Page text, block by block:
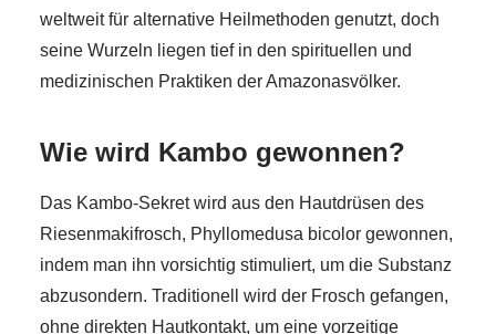
weltweit für alternative Heilmethoden genutzt, doch
seine Wurzeln liegen tief in den spirituellen und
medizinischen Praktiken der Amazonasvölker.
Wie wird Kambo gewonnen?
Das Kambo-Sekret wird aus den Hautdrüsen des
Riesenmakifrosch, Phyllomedusa bicolor gewonnen,
indem man ihn vorsichtig stimuliert, um die Substanz
abzusondern. Traditionell wird der Frosch gefangen,
ohne direkten Hautkontakt, um eine vorzeitige